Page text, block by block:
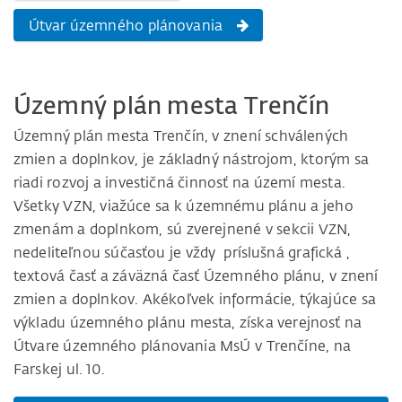
Útvar územného plánovania
Územný plán mesta Trenčín
Územný plán mesta Trenčín, v znení schválených
zmien a doplnkov, je základný nástrojom, ktorým sa
riadi rozvoj a investičná činnosť na území mesta.
Všetky VZN, viažúce sa k územnému plánu a jeho
zmenám a doplnkom, sú zverejnené v sekcii VZN,
nedeliteľnou súčasťou je vždy príslušná grafická ,
textová časť a záväzná časť Územného plánu, v znení
zmien a doplnkov. Akékoľvek informácie, týkajúce sa
výkladu územného plánu mesta, získa verejnosť na
Útvare územného plánovania MsÚ v Trenčíne, na
Farskej ul. 10.